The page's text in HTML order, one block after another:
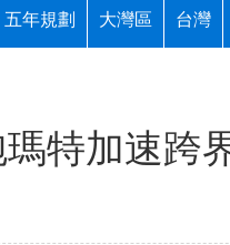
五年規劃 大灣區 台灣
特加速跨